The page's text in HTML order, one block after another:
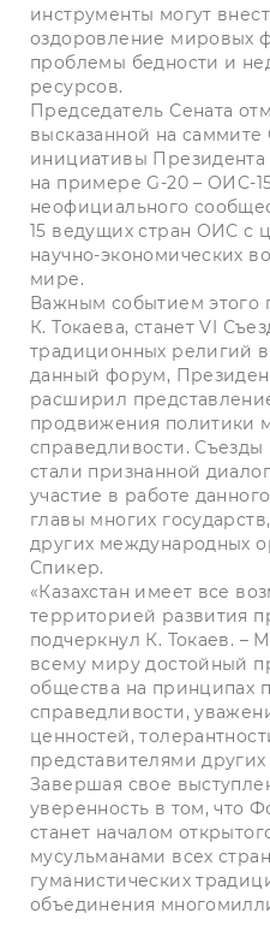
инструменты могут
оздоровление мировых
проблемы бедности и
ресурсов.
Председатель Сената
высказанной на
инициативы Президента
на примере G-20 – ОИС-
неофициального
15 ведущих стран ОИС с
научно-экономических
мире.
Важным событием этого
К. Токаева, станет VI
традиционных религий
данный форум,
расширил
продвижения политики
справедливости.
стали признанной
участие в работе
главы многих
других международных
Спикер.
«Казахстан имеет все
территорией развития
подчеркнул К. Токаев. –
всему миру достойный
общества на принципах
справедливости,
ценностей,
представителями
Завершая свое
уверенность в том, что
станет началом
мусульманами всех
гуманистических
объединения